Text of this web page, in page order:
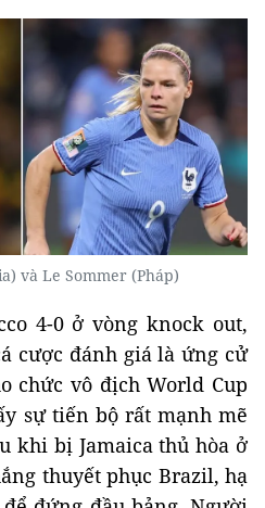
và Le Sommer (Pháp)
4-0 ở vòng knock out,
cược đánh giá là ứng cử
chức vô địch World Cup
sự tiến bộ rất mạnh mẽ
khi bị Jamaica thủ hòa ở
thuyết phục Brazil, hạ